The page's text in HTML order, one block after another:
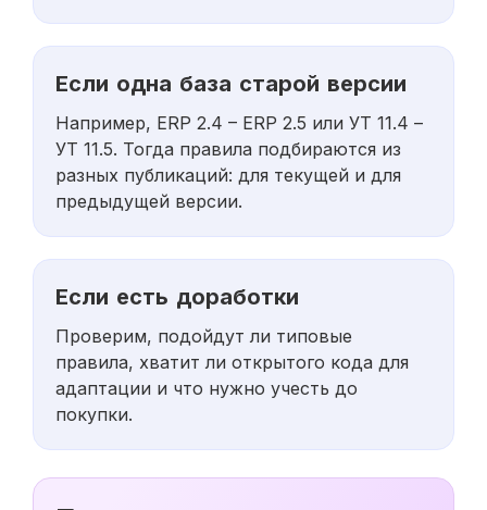
Если одна база старой версии
Например, ERP 2.4 – ERP 2.5 или УТ 11.4 –
УТ 11.5. Тогда правила подбираются из
разных публикаций: для текущей и для
предыдущей версии.
Если есть доработки
Проверим, подойдут ли типовые
правила, хватит ли открытого кода для
адаптации и что нужно учесть до
покупки.